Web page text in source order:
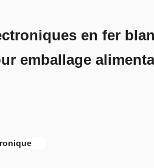
en fer
emballage